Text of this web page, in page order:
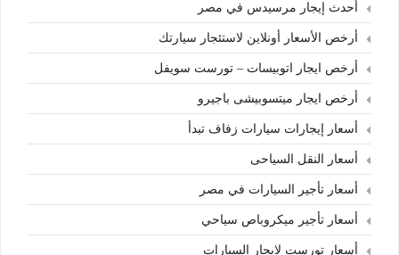
أحدث إيجار مرسيدس في مصر
أرخص الأسعار أونلاين لاستئجار سيارتك
أرخص ايجار اتوبيسات – تورست سويفل
أرخص ايجار ميتسوبيشى باجيرو
أسعار إيجارات سيارات زفاف تبدأ
أسعار النقل السياحى
أسعار تأجير السيارات في مصر
أسعار تأجير ميكروباص سياحي
أسعار تورست لايجار السيارات